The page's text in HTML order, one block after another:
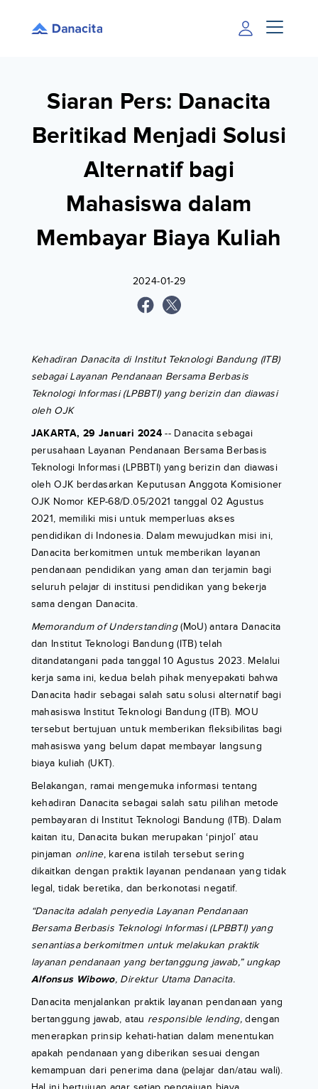
Siaran Pers: Danacita
Beritikad Menjadi Solusi
Alternatif bagi
Mahasiswa dalam
Membayar Biaya Kuliah
2024-01-29
Kehadiran Danacita di Institut Teknologi Bandung (ITB)
sebagai Layanan Pendanaan Bersama Berbasis
Teknologi Informasi (LPBBTI) yang berizin dan diawasi
oleh OJK
JAKARTA, 29 Januari 2024-- Danacita sebagai
perusahaan Layanan Pendanaan Bersama Berbasis
Teknologi Informasi (LPBBTI) yang berizin dan diawasi
oleh OJK berdasarkan Keputusan Anggota Komisioner
OJK Nomor KEP-68/D.05/2021 tanggal 02 Agustus
2021, memiliki misi untuk memperluas akses
pendidikan di Indonesia. Dalam mewujudkan misi ini,
Danacita berkomitmen untuk memberikan layanan
pendanaan pendidikan yang aman dan terjamin bagi
seluruh pelajar di institusi pendidikan yang bekerja
sama dengan Danacita.
Memorandum of Understanding(MoU) antara Danacita
dan Institut Teknologi Bandung (ITB) telah
ditandatangani pada tanggal 10 Agustus 2023. Melalui
kerja sama ini, kedua belah pihak menyepakati bahwa
Danacita hadir sebagai salah satu solusi alternatif bagi
mahasiswa Institut Teknologi Bandung (ITB). MOU
tersebut bertujuan untuk memberikan fleksibilitas bagi
mahasiswa yang belum dapat membayar langsung
biaya kuliah (UKT).
Belakangan, ramai mengemuka informasi tentang
kehadiran Danacita sebagai salah satu pilihan metode
pembayaran di Institut Teknologi Bandung (ITB). Dalam
kaitan itu, Danacita bukan merupakan ‘pinjol’ atau
pinjaman online, karena istilah tersebut sering
dikaitkan dengan praktik layanan pendanaan yang tidak
legal, tidak beretika, dan berkonotasi negatif.
“Danacita adalah penyedia Layanan Pendanaan
Bersama Berbasis Teknologi Informasi (LPBBTI) yang
senantiasa berkomitmen untuk melakukan praktik
layanan pendanaan yang bertanggung jawab,” ungkap
Alfonsus Wibowo, Direktur Utama Danacita.
Danacita menjalankan praktik layanan pendanaan yang
bertanggung jawab, atau responsible lending,dengan
menerapkan prinsip kehati-hatian dalam menentukan
apakah pendanaan yang diberikan sesuai dengan
kemampuan dari penerima dana (pelajar dan/atau wali).